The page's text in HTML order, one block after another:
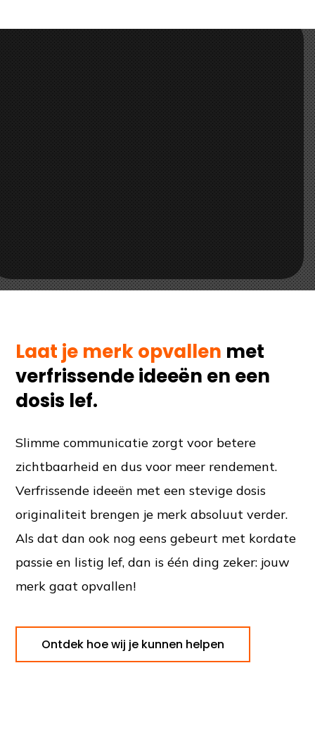
Laat je merk opvallen met
verfrissende ideeën en een
dosis lef.
Slimme communicatie zorgt voor betere
zichtbaarheid en dus voor meer rendement.
Verfrissende ideeën met een stevige dosis
originaliteit brengen je merk absoluut verder.
Als dat dan ook nog eens gebeurt met kordate
passie en listig lef, dan is één ding zeker: jouw
merk gaat opvallen!
Ontdek hoe wij je kunnen helpen